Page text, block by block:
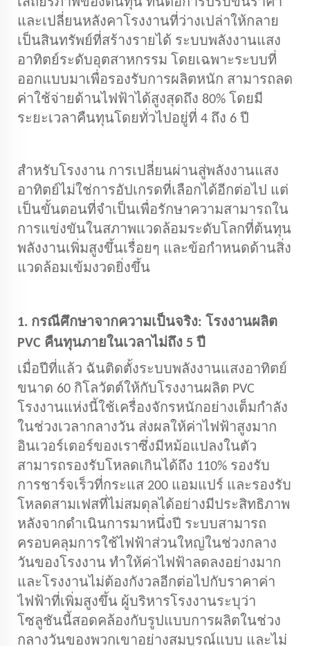
และเปลี่ยนหลังคาโรงงานที่ว่างเปล่าให้กลาย
เป็นสินทรัพย์ที่สร้างรายได้ ระบบพลังงานแสง
อาทิตย์ระดับอุตสาหกรรม โดยเฉพาะระบบที่
ออกแบบมาเพื่อรองรับการผลิตหนัก สามารถลด
ค่าใช้จ่ายด้านไฟฟ้าได้สูงสุดถึง 80% โดยมี
ระยะเวลาคืนทุนโดยทั่วไปอยู่ที่ 4 ถึง 6 ปี
สำหรับโรงงาน การเปลี่ยนผ่านสู่พลังงานแสง
อาทิตย์ไม่ใช่การอัปเกรดที่เลือกได้อีกต่อไป แต่
เป็นขั้นตอนที่จำเป็นเพื่อรักษาความสามารถใน
การแข่งขันในสภาพแวดล้อมระดับโลกที่ต้นทุน
พลังงานเพิ่มสูงขึ้นเรื่อยๆ และข้อกำหนดด้านสิ่ง
แวดล้อมเข้มงวดยิ่งขึ้น
1. กรณีศึกษาจากความเป็นจริง: โรงงานผลิต
PVC คืนทุนภายในเวลาไม่ถึง 5 ปี
เมื่อปีที่แล้ว ฉันติดตั้งระบบพลังงานแสงอาทิตย์
ขนาด 60 กิโลวัตต์ให้กับโรงงานผลิต PVC
โรงงานแห่งนี้ใช้เครื่องจักรหนักอย่างเต็มกำลัง
ในช่วงเวลากลางวัน ส่งผลให้ค่าไฟฟ้าสูงมาก
อินเวอร์เตอร์ของเราซึ่งมีหม้อแปลงในตัว
สามารถรองรับโหลดเกินได้ถึง 110% รองรับ
การชาร์จเร็วที่กระแส 200 แอมแปร์ และรองรับ
โหลดสามเฟสที่ไม่สมดุลได้อย่างมีประสิทธิภาพ
หลังจากดำเนินการมาหนึ่งปี ระบบสามารถ
ครอบคลุมการใช้ไฟฟ้าส่วนใหญ่ในช่วงกลาง
วันของโรงงาน ทำให้ค่าไฟฟ้าลดลงอย่างมาก
และโรงงานไม่ต้องกังวลอีกต่อไปกับราคาค่า
ไฟฟ้าที่เพิ่มสูงขึ้น ผู้บริหารโรงงานระบุว่า
โซลูชันนี้สอดคล้องกับรูปแบบการผลิตในช่วง
กลางวันของพวกเขาอย่างสมบูรณ์แบบ และไม่